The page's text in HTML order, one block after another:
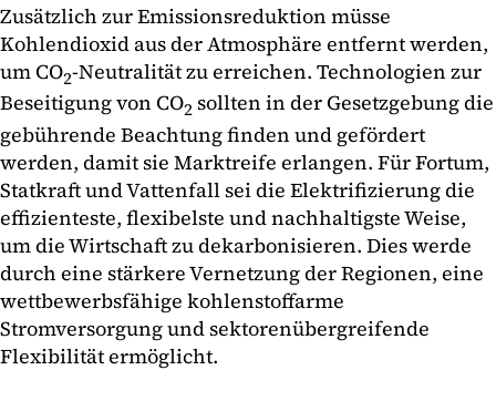
Zusätzlich zur Emissionsreduktion müsse
Kohlendioxid aus der Atmosphäre entfernt werden,
um CO2-Neutralität zu erreichen. Technologien zur
Beseitigung von CO2sollten in der Gesetzgebung die
gebührende Beachtung finden und gefördert
werden, damit sie Marktreife erlangen. Für Fortum,
Statkraft und Vattenfall sei die Elektrifizierung die
effizienteste, flexibelste und nachhaltigste Weise,
um die Wirtschaft zu dekarbonisieren. Dies werde
durch eine stärkere Vernetzung der Regionen, eine
wettbewerbsfähige kohlenstoffarme
Stromversorgung und sektorenübergreifende
Flexibilität ermöglicht.